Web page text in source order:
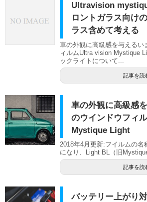
Ultravision
ロントガラス向け
ラス含めて考える
車の外観に高級感を与えるい
ィルムUltra vision Mystique
ックライトについて...
記事を読
車の外観に高級感
のウインドウフィ
Mystique Light
2018年4月更新:フイルムの名
になり、Light BL（旧
記事を読
バッテリー上がり